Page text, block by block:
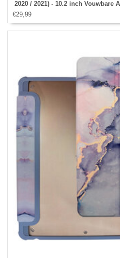
2020 / 2021) - 10.2 inch Vouwbare
2020 / 2021 hoes - iPad 7 / 8 / 9
hoes - Met Stylus
€29,99